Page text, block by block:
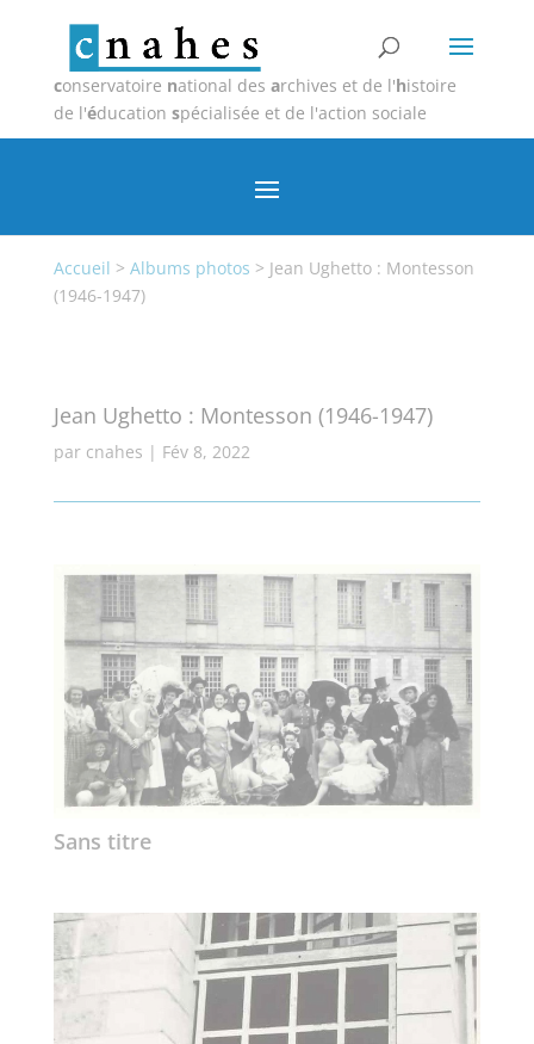
conservatoire national des archives et de l'histoire
de l'éducation spécialisée et de l'action sociale
Accueil > Albums photos > Jean Ughetto : Montesson
(1946-1947)
Jean Ughetto : Montesson (1946-1947)
par cnahes | Fév 8, 2022
Sans titre